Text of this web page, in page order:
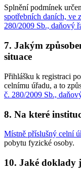
Splnění podmínek
spotřebních daních, ve
280/2009 Sb., daňový
7. Jakým
situace
Přihlášku k registraci
celnímu úřadu, a to
č. 280/2009 Sb.,
8. Na které
Místně příslušný celní
pobytu fyzické osoby.
10. Jaké doklady